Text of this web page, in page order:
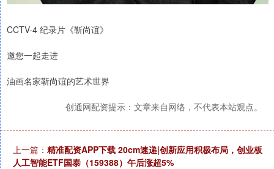
CCTV-4 纪录片《靳尚谊》
邀您一起走进
油画名家靳尚谊的艺术世界
创通网配资提示：文章来自网络，不代表本站观点。
上一篇： 精准配资APP下载 20cm速递|创新应用积极布局，创业板
人工智能ETF国泰（159388）午后涨超5%